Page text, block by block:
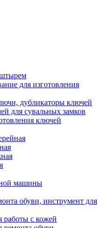
для изготовления
дубликаторы ключей
для сувальных замков
ключей
машины
обуви, инструмент для
работы с кожей